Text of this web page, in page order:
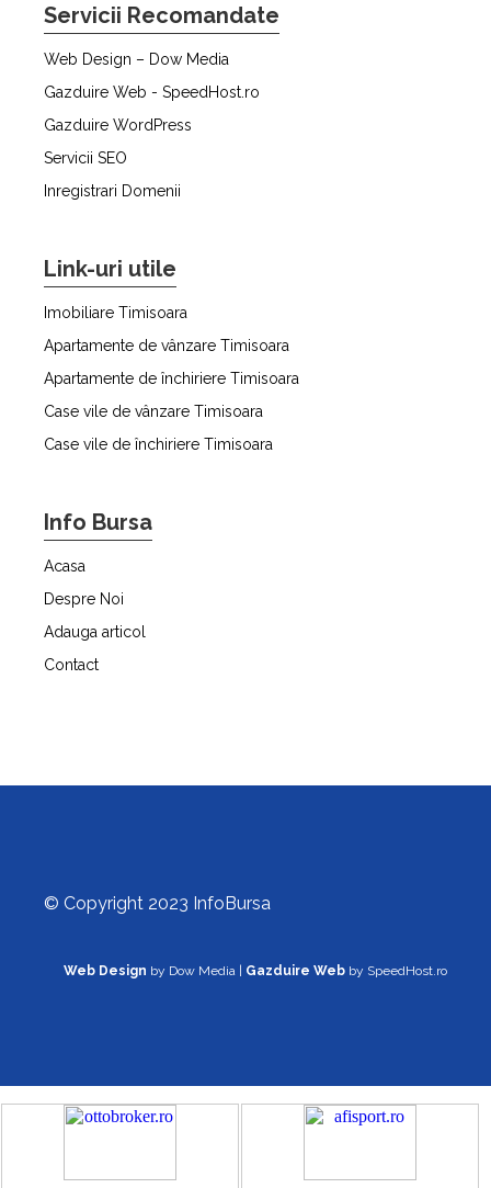
Servicii Recomandate
Web Design – Dow Media
Gazduire Web - SpeedHost.ro
Gazduire WordPress
Servicii SEO
Inregistrari Domenii
Link-uri utile
Imobiliare Timisoara
Apartamente de vânzare Timisoara
Apartamente de închiriere Timisoara
Case vile de vânzare Timisoara
Case vile de închiriere Timisoara
Info Bursa
Acasa
Despre Noi
Adauga articol
Contact
© Copyright 2023 InfoBursa
Web Design by Dow Media | Gazduire Web by SpeedHost.ro